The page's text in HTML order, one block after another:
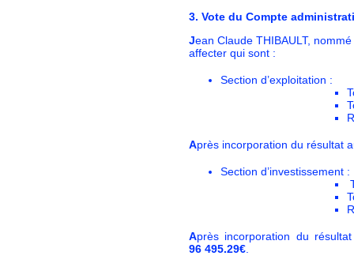
3. Vote du Compte
Jean Claude THIBAULT,
affecter qui sont :
Section d’exploitation :
Après incorporation du résultat
Section d’investissement :
Après incorporation du
96 495.29€